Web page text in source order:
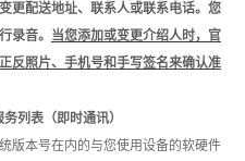
更配送地址、联系人或联系电话。您
录音。 当您添加或变更介绍人时，官
反照片、手机号和手写签名来确认准
列表（即时通讯）
版本号在内的与您使用设备的软硬件